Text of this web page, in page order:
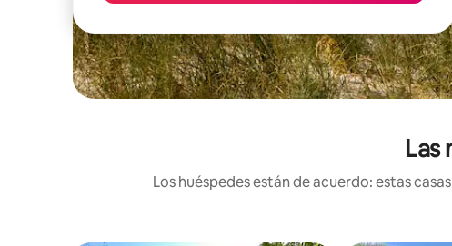
Las
Los huéspedes están de acuerdo: estas